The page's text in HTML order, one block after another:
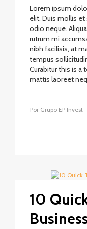
Lorem ipsum
elit. Duis mollis
odio neque.
rutrum mi
nibh facilisis, at
tempus
Curabitur this is a
mattis laoreet
Por Grupo EP Invest
10